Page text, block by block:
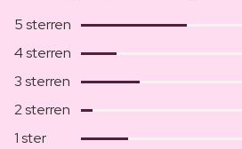
5 sterren
4 sterren
3 sterren
2 sterren
1 ster